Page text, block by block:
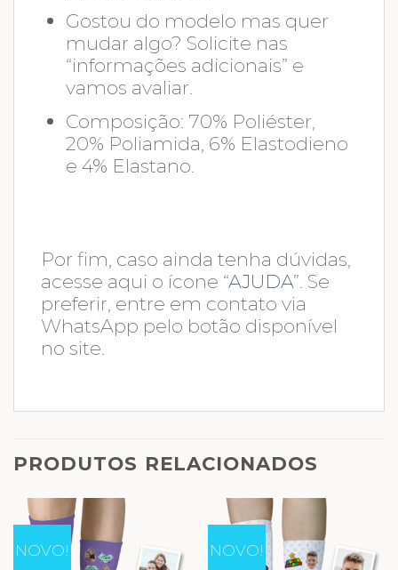
Gostou do modelo mas quer
mudar algo? Solicite nas
“informações adicionais” e
vamos avaliar.
Composição: 70% Poliéster,
20% Poliamida, 6% Elastodieno
e 4% Elastano.
Por fim, caso ainda tenha dúvidas,
acesse aqui o ícone “AJUDA”. Se
preferir, entre em contato via
WhatsApp pelo botão disponível
no site.
PRODUTOS RELACIONADOS
NOVO! NOVO!